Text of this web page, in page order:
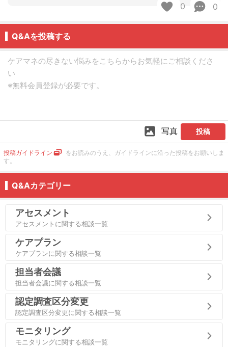
0 0
Q&Aを投稿する
写真 投稿
投稿ガイドライン
をお読みのうえ、ガイドラインに沿った投稿をお願いしま
す。
Q&Aカテゴリー
アセスメント
アセスメントに関する相談一覧
ケアプラン
ケアプランに関する相談一覧
担当者会議
担当者会議に関する相談一覧
認定調査区分変更
認定調査区分変更に関する相談一覧
モニタリング
モニタリングに関する相談一覧